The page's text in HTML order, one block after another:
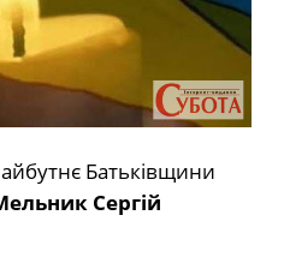
Батьківщини
Сергій